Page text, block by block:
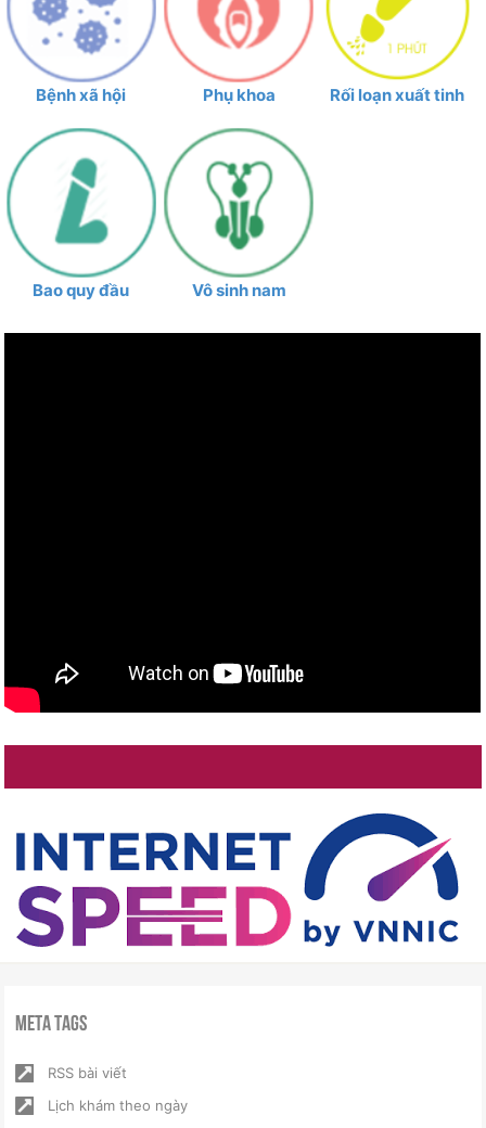
Bệnh xã hội Phụ khoa Rối loạn xuất tinh
Bao quy đầu Vô sinh nam
Meta Tags
RSS bài viết
Lịch khám theo ngày